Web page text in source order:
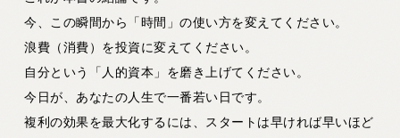
今、この瞬間から「時間」の使い方を変えてください。
浪費（消費）を投資に変えてください。
自分という「人的資本」を磨き上げてください。
今日が、あなたの人生で一番若い日です。
複利の効果を最大化するには、スタートは早ければ早いほど